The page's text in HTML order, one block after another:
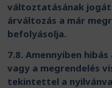
változtatásának
árváltozás a már
befolyásolja.
7.8. Amennyiben
vagy a megrendelés
tekintettel a